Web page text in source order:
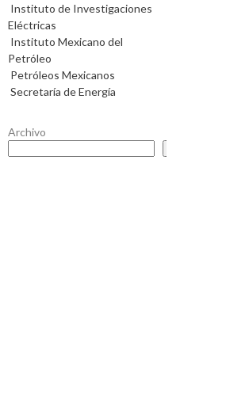
Instituto de Investigaciones
Eléctricas
Instituto Mexicano del
Petróleo
Petróleos Mexicanos
Secretaría de Energía
Archivo